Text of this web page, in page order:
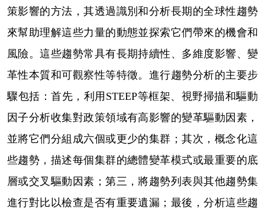
策影響的方法，其透過識別和分析長期的全球性趨勢
來幫助理解這些力量的動態並探索它們帶來的機會和
風險。這些趨勢常具有長期持續性、多維度影響、變
革性本質和可觀察性等特徵。進行趨勢分析的主要步
驟包括：首先，利用 STEEP等框架、視野掃描和驅動
因子分析收集對政策領域有高影響的變革驅動因素，
並將它們分組成六個或更少的集群；其次，概念化這
些趨勢，描述每個集群的總體變革模式或最重要的底
層或交叉驅動因素；第三，將趨勢列表與其他趨勢集
進行對比以檢查是否有重要遺漏；最後，分析這些趨